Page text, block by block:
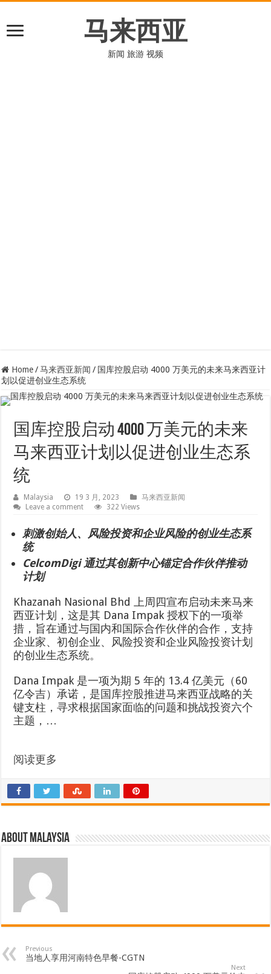
马来西亚
新闻 旅游 视频
Home / 马来西亚新闻 / 国库控股启动 4000 万美元的未来马来西亚计
划以促进创业生态系统
国库控股启动 4000 万美元的未来
马来西亚计划以促进创业生态系
统
Malaysia 19 3 月, 2023
马来西亚新闻
Leave a comment
322 Views
刺激创始人、风险投资和企业风险的创业生态系
统
CelcomDigi 通过其创新中心锚定合作伙伴推动
计划
Khazanah Nasional Bhd 上周四宣布启动未来马来
西亚计划，这是其 Dana Impak 授权下的一项举
措，旨在通过与国内和国际合作伙伴的合作，支持
企业家、初创企业、风险投资和企业风险投资计划
的创业生态系统。
Dana Impak 是一项为期 5 年的 13.4 亿美元（60
亿令吉）承诺，是国库控股推进马来西亚战略的关
键支柱，寻求根据国家面临的问题和挑战投资六个
主题，…
阅读更多
About Malaysia
Previous
当地人享用河南特色早餐-CGTN
Next